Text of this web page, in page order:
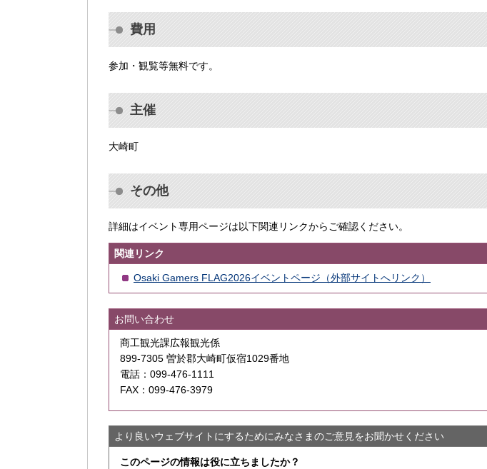
費用
参加・観覧等無料です。
主催
大崎町
その他
詳細はイベント専用ページは以下関連リンクからご確認ください。
関連リンク
Osaki Gamers FLAG2026イベントページ（外部サイトへリンク）
お問い合わせ
商工観光課広報観光係
899-7305 曽於郡大崎町仮宿1029番地
電話：099-476-1111
FAX：099-476-3979
より良いウェブサイトにするためにみなさまのご意見をお聞かせください
このページの情報は役に立ちましたか？